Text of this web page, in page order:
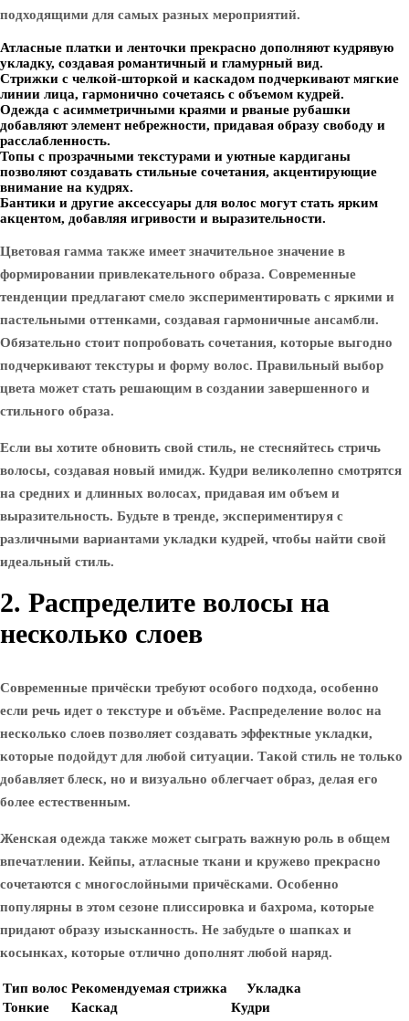
подходящими для самых разных мероприятий.
Атласные платки и ленточки прекрасно дополняют кудрявую
укладку, создавая романтичный и гламурный вид.
Стрижки с челкой-шторкой и каскадом подчеркивают мягкие
линии лица, гармонично сочетаясь с объемом кудрей.
Одежда с асимметричными краями и рваные рубашки
добавляют элемент небрежности, придавая образу свободу и
расслабленность.
Топы с прозрачными текстурами и уютные кардиганы
позволяют создавать стильные сочетания, акцентирующие
внимание на кудрях.
Бантики и другие аксессуары для волос могут стать ярким
акцентом, добавляя игривости и выразительности.
Цветовая гамма также имеет значительное значение в
формировании привлекательного образа. Современные
тенденции предлагают смело экспериментировать с яркими и
пастельными оттенками, создавая гармоничные ансамбли.
Обязательно стоит попробовать сочетания, которые выгодно
подчеркивают текстуры и форму волос. Правильный выбор
цвета может стать решающим в создании завершенного и
стильного образа.
Если вы хотите обновить свой стиль, не стесняйтесь стричь
волосы, создавая новый имидж. Кудри великолепно смотрятся
на средних и длинных волосах, придавая им объем и
выразительность. Будьте в тренде, экспериментируя с
различными вариантами укладки кудрей, чтобы найти свой
идеальный стиль.
2. Распределите волосы на
несколько слоев
Современные причёски требуют особого подхода, особенно
если речь идет о текстуре и объёме. Распределение волос на
несколько слоев позволяет создавать эффектные укладки,
которые подойдут для любой ситуации. Такой стиль не только
добавляет блеск, но и визуально облегчает образ, делая его
более естественным.
Женская одежда также может сыграть важную роль в общем
впечатлении. Кейпы, атласные ткани и кружево прекрасно
сочетаются с многослойными причёсками. Особенно
популярны в этом сезоне плиссировка и бахрома, которые
придают образу изысканность. Не забудьте о шапках и
косынках, которые отлично дополнят любой наряд.
Тип волос Рекомендуемая стрижка
Укладка
Тонкие
Каскад
Кудри